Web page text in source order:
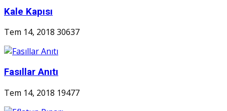
Kale Kapısı
Tem 14, 2018 30637
Fasıllar Anıtı
Tem 14, 2018 19477